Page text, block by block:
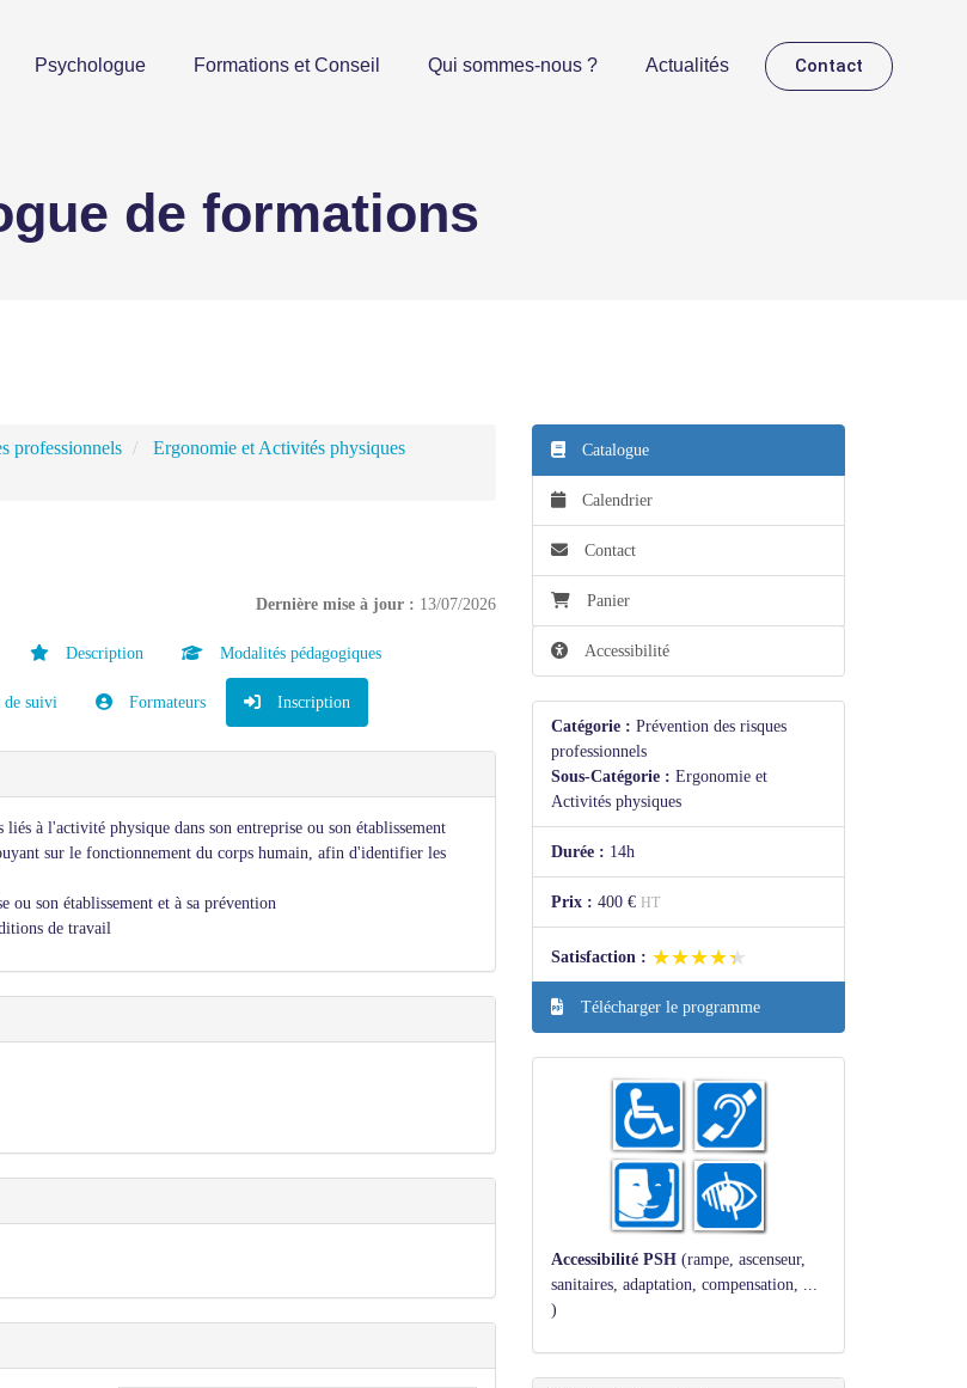
Psychologue Formations et Conseil Qui sommes-nous ? Actualités Contact
de formations
professionnels
Ergonomie et Activités physiques
Dernière mise à jour : 13/07/2026
Description Modalités pédagogiques
de suivi Formateurs Inscription
à l'activité physique dans son entreprise ou son établissement
sur le fonctionnement du corps humain, afin d'identifier les
ou son établissement et à sa prévention
de travail
Catalogue
Calendrier
Contact
Panier
Accessibilité
Catégorie : Prévention des risques
professionnels
Sous-Catégorie : Ergonomie et
Activités physiques
Durée : 14h
Prix : 400 € HT
Satisfaction : ★★★★★
★★★★★
Télécharger le programme
Accessibilité PSH(rampe, ascenseur,
sanitaires, adaptation, compensation, ...
)